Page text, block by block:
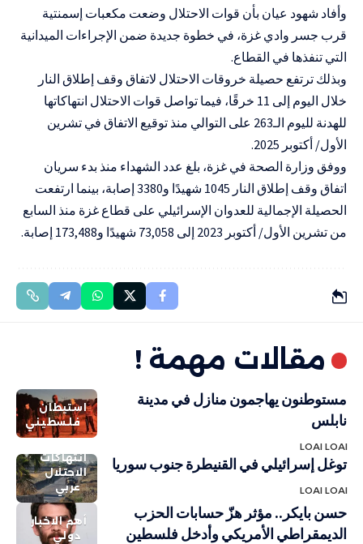
وأفاد شهود عيان بأن قوات الاحتلال وضعت مكعبات إسمنتية
قرب جسر وادي غزة، في خطوة جديدة ضمن الإجراءات الميدانية
التي تنفذها في القطاع.
وبذلك ترتفع حصيلة خروقات الاحتلال لاتفاق وقف إطلاق النار
خلال اليوم إلى 11 خرقًا، فيما تواصل قوات الاحتلال انتهاكاتها
للهدنة لليوم الـ263 على التوالي منذ توقيع الاتفاق في تشرين
الأول/ أكتوبر 2025.
ووفق وزارة الصحة في غزة، بلغ عدد الشهداء منذ بدء سريان
اتفاق وقف إطلاق النار 1045 شهيدًا و3380 إصابة، بينما ارتفعت
الحصيلة الإجمالية للعدوان الإسرائيلي على قطاع غزة منذ السابع
من تشرين الأول/ أكتوبر 2023 إلى 73,058 شهيدًا و173,488 إصابة.
مقالات مهمة !
استيطان
فلسطيني
مستوطنون يهاجمون منازل في مدينة
نابلس
LOAI LOAI
انتهاكات
الاحتلال
عربي
توغل إسرائيلي في القنيطرة جنوب سوريا
LOAI LOAI
أهم الاخبار
دولي
حسن بايكر.. مؤثر هزّ حسابات الحزب
الديمقراطي الأمريكي وأدخل فلسطين